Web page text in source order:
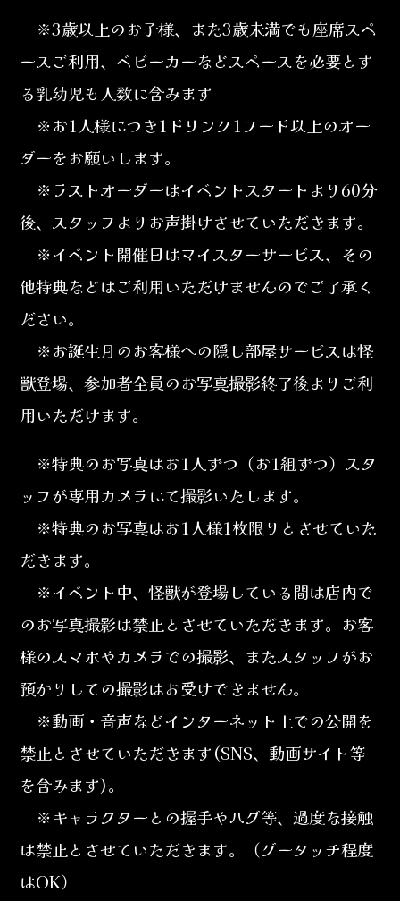
※3歳以上のお子様、また3歳未満でも座席スペ
ースご利用、ベビーカーなどスペースを必要とす
る乳幼児も人数に含みます
※お1人様につき1ドリンク1フード以上のオー
ダーをお願いします。
※ラストオーダーはイベントスタートより60分
後、スタッフよりお声掛けさせていただきます。
※イベント開催日はマイスターサービス、その
他特典などはご利用いただけませんのでご了承く
ださい。
※お誕生月のお客様への隠し部屋サービスは怪
獣登場、参加者全員のお写真撮影終了後よりご利
用いただけます。
※特典のお写真はお1人ずつ（お1組ずつ）スタ
ッフが専用カメラにて撮影いたします。
※特典のお写真はお1人様1枚限りとさせていた
だきます。
※イベント中、怪獣が登場している間は店内で
のお写真撮影は禁止とさせていただきます。お客
様のスマホやカメラでの撮影、またスタッフがお
預かりしての撮影はお受けできません。
※動画・音声などインターネット上での公開を
禁止とさせていただきます(SNS、動画サイト等
を含みます)。
※キャラクターとの握手やハグ等、過度な接触
は禁止とさせていただきます。（グータッチ程度
はOK）